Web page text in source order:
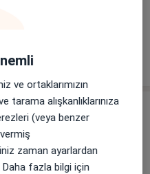
ve ortaklarımızın
alışkanlıklarınıza
(veya benzer
zaman ayarlardan
fazla bilgi için